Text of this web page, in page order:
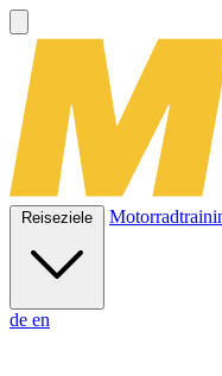
Reiseziele
de en